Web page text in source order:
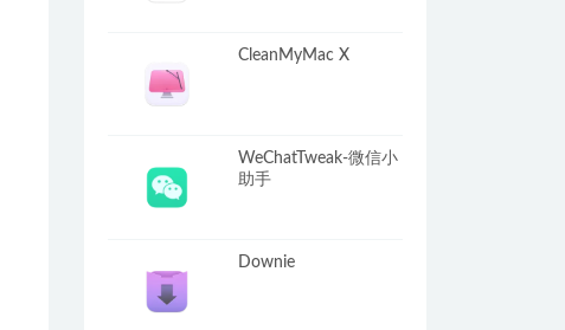
CleanMyMac X
WeChatTweak-微信小
助手
Downie